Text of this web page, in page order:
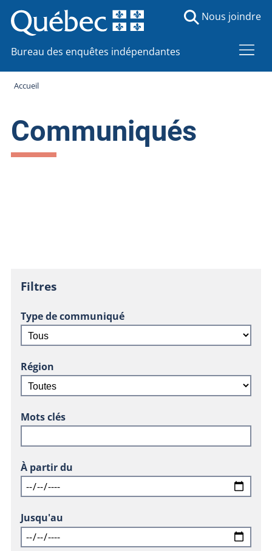
Bureau des enquêtes indépendantes
Nous joindre
Accueil
Communiqués
Filtres
Type de communiqué
Région
Mots clés
À partir du
Jusqu'au